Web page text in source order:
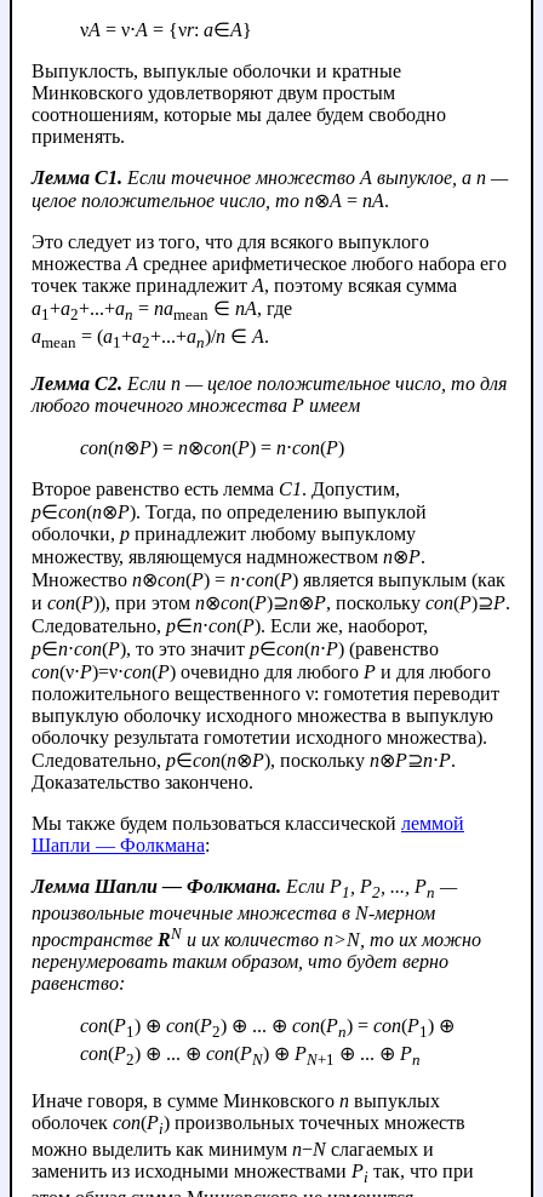
νA = ν⋅A = {νr: a∈A}
Выпуклость, выпуклые оболочки и кратные
Минковского удовлетворяют двум простым
соотношениям, которые мы далее будем свободно
применять.
Лемма C1. Если точечное множество A выпуклое, а n —
целое положительное число, то n⊗A = nA.
Это следует из того, что для всякого выпуклого
множества A среднее арифметическое любого набора его
точек также принадлежит A, поэтому всякая сумма
a1+a2+...+an = namean ∈ nA, где
amean = (a1+a2+...+an)/n ∈A.
Лемма C2. Если n — целое положительное число, то для
любого точечного множества P имеем
con(n⊗P) = n⊗con(P) = n⋅con(P)
Второе равенство есть лемма C1. Допустим,
p∈con(n⊗P). Тогда, по определению выпуклой
оболочки, p принадлежит любому выпуклому
множеству, являющемуся надмножеством n⊗P.
Множество n⊗con(P) = n⋅con(P) является выпуклым (как
и con(P)), при этом n⊗con(P)⊇n⊗P, поскольку con(P)⊇P.
Следовательно, p∈n⋅con(P). Если же, наоборот,
p∈n⋅con(P), то это значит p∈con(n⋅P) (равенство
con(ν⋅P)=ν⋅con(P) очевидно для любого P и для любого
положительного вещественного ν: гомотетия переводит
выпуклую оболочку исходного множества в выпуклую
оболочку результата гомотетии исходного множества).
Следовательно, p∈con(n⊗P), поскольку n⊗P⊇n⋅P.
Доказательство закончено.
Мы также будем пользоваться классической леммой
Шапли — Фолкмана:
Лемма Шапли — Фолкмана. Если P1 P2 , ..., Pn —
произвольные точечные множества в N-мерном
пространстве RN и их количество n>N, то их можно
перенумеровать таким образом, что будет верно
равенство:
сon(P1) ⊕ сon(P2) ⊕ ... ⊕ сon(Pn) = сon(P1) ⊕
сon(P2) ⊕ ... ⊕ сon(PN) ⊕ PN+1 ⊕ ... ⊕ Pn
Иначе говоря, в сумме Минковского n выпуклых
оболочек сon(Pi) произвольных точечных множеств
можно выделить как минимум n−Nслагаемых и
заменить из исходными множествами Pi так, что при